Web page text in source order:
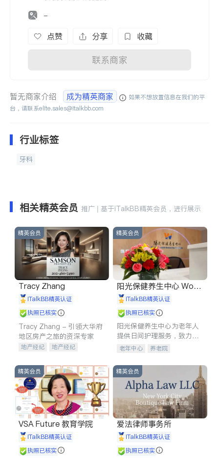
-
点赞 分享 收藏
联系商家
暂无商家介绍 成为精英商家
如果不想放置信息在我们的平
台，请联系elite.sales@italkbb.com
行业标签
牙科
相关精英会员 推广 | 基于iTalkBB精英会员，进行展示
精英会员
Tracy Zhang
iTalkBB精英认证
执照已核实
Tracy Zhang - 引领大华府
地区房产之旅的资深专家
地产经纪
地产经纪
商铺租售
开发商建商
精英会员
阳光保健养生中心 World
shine
iTalkBB精英认证
执照已核实
阳光保健养生中心为老年人
提供日间护理服务，致力于
通过持续的护理创新来有效
老年中心 养老院
精英会员
VSA Future 教育学院
iTalkBB精英认证
执照已核实
精英会员
爱法律师事务所
iTalkBB精英认证
执照已核实